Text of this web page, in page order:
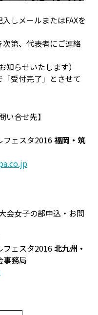
しメールまたはFAXを
第、代表者にご連絡
知らせいたします）
受付完了」とさせて
い合せ先】
フェスタ2016福岡・筑
会女子の部申込・お問
フェスタ2016北九州・
事務局